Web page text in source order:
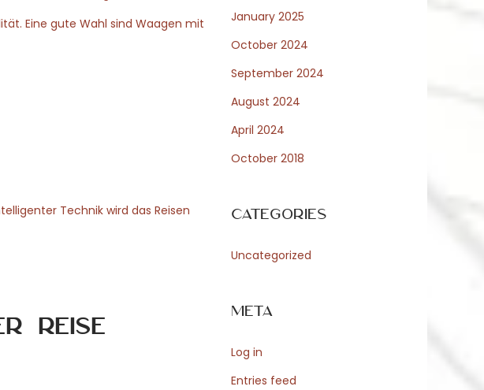
Eine gute Wahl sind Waagen mit
Technik wird das Reisen
Reise
January 2025
October 2024
September 2024
August 2024
April 2024
October 2018
Categories
Uncategorized
Meta
Log in
Entries feed